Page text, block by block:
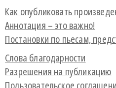
Как опубликовать
Аннотация – это важно!
Постановки по пьесам,
Слова благодарности
Разрешения на публикацию
Пользовательское